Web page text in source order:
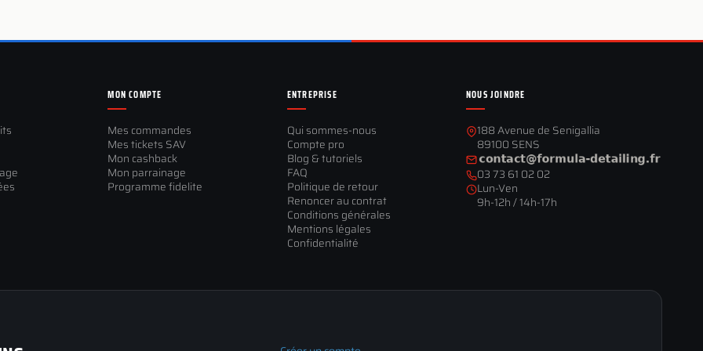
MON COMPTE
Mes commandes
Mes tickets SAV
Mon cashback
Mon parrainage
Programme fidelite
ENTREPRISE
Qui sommes-nous
Compte pro
Blog & tutoriels
FAQ
Politique de retour
Renoncer au contrat
Conditions générales
Mentions légales
Confidentialité
NOUS JOINDRE
188 Avenue de Senigallia
89100 SENS
03 73 61 02 02
Lun-Ven
9h-12h / 14h-17h